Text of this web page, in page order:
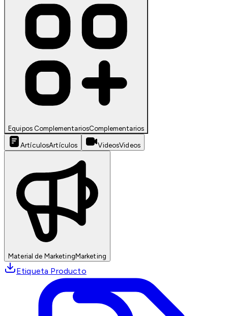
Equipos ComplementariosComplementarios
ArtículosArtículos VideosVideos
Material de MarketingMarketing
Etiqueta Producto